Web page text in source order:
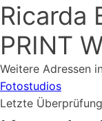
Ricarda
PRINT
Weitere Adressen in
Fotostudios
Letzte